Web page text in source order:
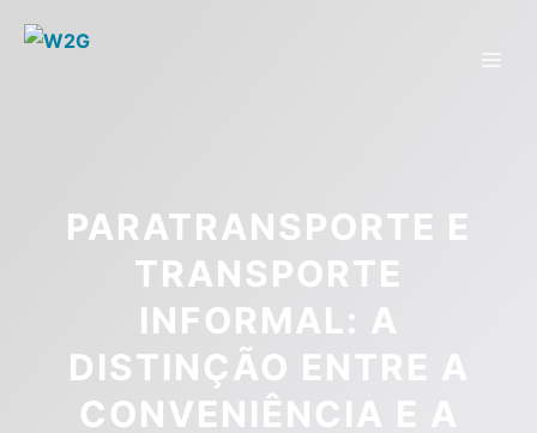
PARATRANSPORTE E
TRANSPORTE
INFORMAL: A
DISTINÇÃO ENTRE A
CONVENIÊNCIA E A